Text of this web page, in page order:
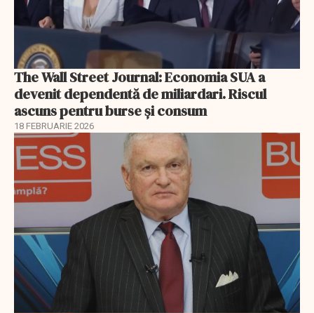
The Wall Street Journal: Economia SUA a
devenit dependentă de miliardari. Riscul
ascuns pentru burse și consum
18 FEBRUARIE 2026
EXCLUSIV